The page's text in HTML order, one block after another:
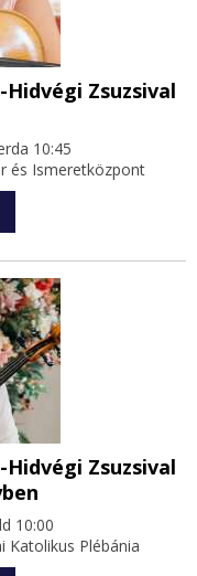
Zsuzsival
10:45
és Ismeretközpont
Zsuzsival
10:00
Katolikus Plébánia